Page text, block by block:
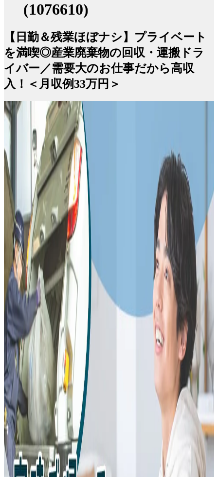
(1076610)
【日勤＆残業ほぼナシ】プライベート
を満喫◎産業廃棄物の回収・運搬ドラ
イバー／需要大のお仕事だから高収
入！＜月収例33万円＞